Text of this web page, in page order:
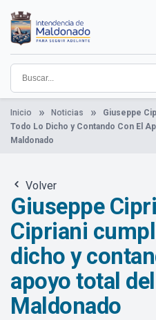
contenido
principal
Institucional
Municipios
Descubre Maldonado
Comunicación
Servicios
Guía De Trámites
Ver Noticias
Inicio Noticias
Giuseppe
Todo Lo Dicho y Contando Con El
Maldonado
Volver
Giuseppe
Cipriani
dicho y
apoyo total
Maldonado